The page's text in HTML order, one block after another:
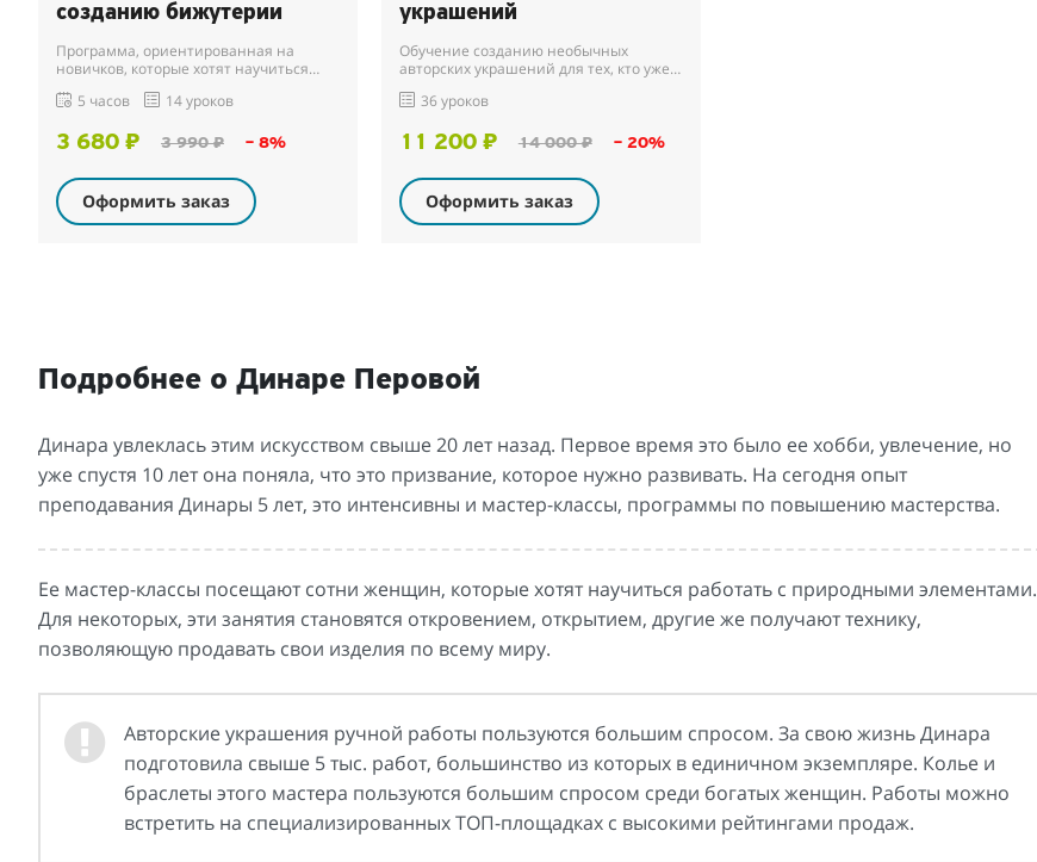
созданию бижутерии
Программа, ориентированная на
новичков, которые хотят научиться
5 часов 14 уроков
3 680 ₽ 3 990 ₽ – 8%
Оформить заказ
украшений
Обучение созданию необычных
авторских украшений для тех, кто уже
36 уроков
11 200 ₽ 14 000 ₽ – 20%
Оформить заказ
Подробнее о Динаре Перовой
Динара увлеклась этим искусством свыше 20 лет назад. Первое время это было ее хобби, увлечение, но
уже спустя 10 лет она поняла, что это призвание, которое нужно развивать. На сегодня опыт
преподавания Динары 5 лет, это интенсивны и мастер-классы, программы по повышению мастерства.
Ее мастер-классы посещают сотни женщин, которые хотят научиться работать с природными элементами.
Для некоторых, эти занятия становятся откровением, открытием, другие же получают технику,
позволяющую продавать свои изделия по всему миру.
Авторские украшения ручной работы пользуются большим спросом. За свою жизнь Динара
подготовила свыше 5 тыс. работ, большинство из которых в единичном экземпляре. Колье и
браслеты этого мастера пользуются большим спросом среди богатых женщин. Работы можно
встретить на специализированных ТОП-площадках с высокими рейтингами продаж.